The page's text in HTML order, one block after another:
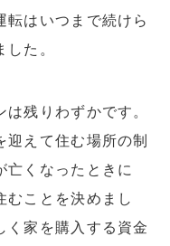
転はいつまで続けら
た。
残りわずかです。
迎えて住む場所の制
亡くなったときに
むことを決めまし
く家を購入する資金